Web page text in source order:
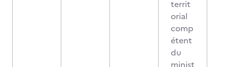
territ
orial
comp
étent
du
minist